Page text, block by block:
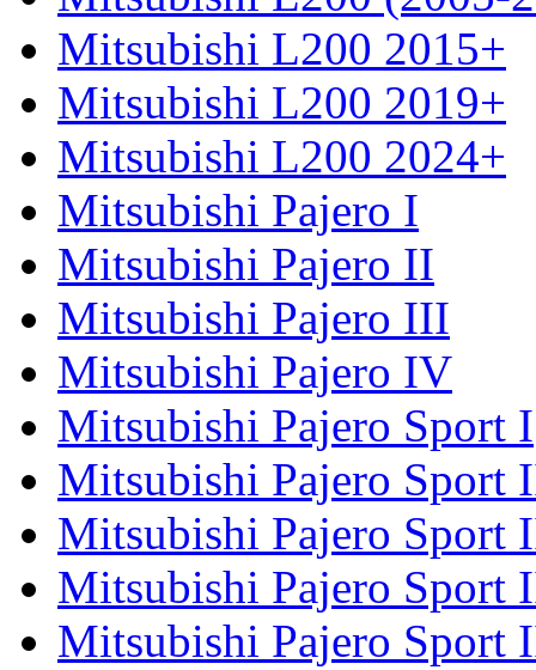
Mitsubishi L200 2015+
Mitsubishi L200 2019+
Mitsubishi L200 2024+
Mitsubishi Pajero I
Mitsubishi Pajero II
Mitsubishi Pajero III
Mitsubishi Pajero IV
Mitsubishi Pajero Sport I
Mitsubishi Pajero Sport
Mitsubishi Pajero Sport
Mitsubishi Pajero Sport
Mitsubishi Pajero Sport